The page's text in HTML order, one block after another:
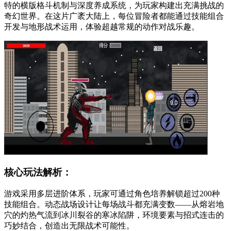
特的横版格斗机制与深度养成系统，为玩家构建出充满挑战的
奇幻世界。在这片广袤大陆上，每位冒险者都能通过技能组合
开发与地形战术运用，体验超越常规的动作对战乐趣。
核心玩法解析：
游戏采用多层进阶体系，玩家可通过角色培养解锁超过200种
技能组合。动态战场设计让每场战斗都充满变数——从熔岩地
穴的灼热气流到冰川裂谷的寒冰陷阱，环境要素与招式连击的
巧妙结合，创造出无限战术可能性。